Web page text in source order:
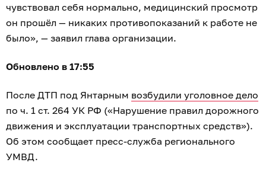
чувствовал себя нормально, медицинский просмотр
он прошёл — никаких противопоказаний к работе не
было», — заявил глава организации.
Обновлено в 17:55
После ДТП под Янтарным возбудили уголовное дело
по ч. 1 ст. 264 УК РФ («Нарушение правил дорожного
движения и эксплуатации транспортных средств»).
Об этом сообщает пресс-служба регионального
УМВД.